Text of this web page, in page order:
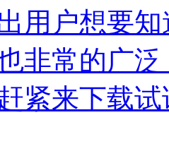
用户想要
非常的广
紧来下载